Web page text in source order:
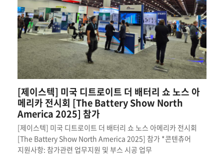
[제이스텍] 미국 디트로이트 더 배터리 쇼 노스 아
메리카 전시회 [The Battery Show North
America 2025] 참가
[제이스텍] 미국 디트로이트 더 배터리 쇼 노스 아메리카 전시회
[The Battery Show North America 2025] 참가 *콘텐츄어
지원사항: 참가관련 업무지원 및 부스 시공 업무